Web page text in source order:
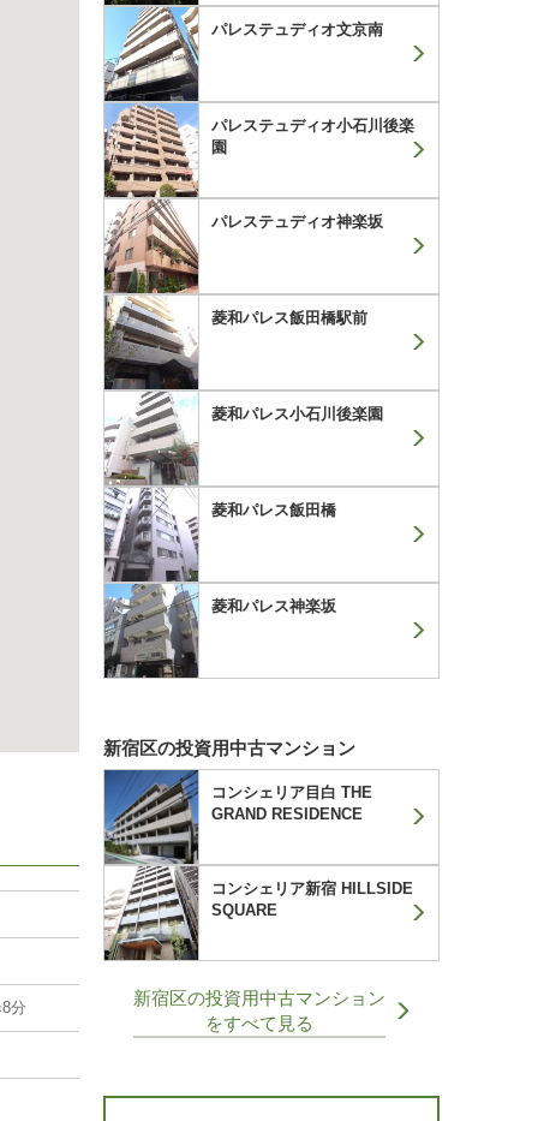
分
パレステュディオ文京南
パレステュディオ小石川後楽
園
パレステュディオ神楽坂
菱和パレス飯田橋駅前
菱和パレス小石川後楽園
菱和パレス飯田橋
菱和パレス神楽坂
新宿区の投資用中古マンション
コンシェリア目白 THE
GRAND RESIDENCE
コンシェリア新宿 HILLSIDE
SQUARE
新宿区の投資用中古マンション
をすべて見る